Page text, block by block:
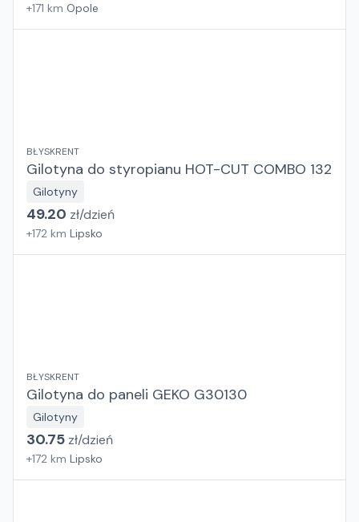
+171 km Opole
BŁYSKRENT
Gilotyna do styropianu HOT-CUT COMBO 132
Gilotyny
49.20 zł/dzień
+172 km Lipsko
BŁYSKRENT
Gilotyna do paneli GEKO G30130
Gilotyny
30.75 zł/dzień
+172 km Lipsko